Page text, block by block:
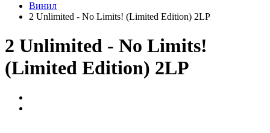
Винил
2 Unlimited ‎- No Limits! (Limited Edition) 2LP
2 Unlimited ‎- No Limits!
(Limited Edition) 2LP